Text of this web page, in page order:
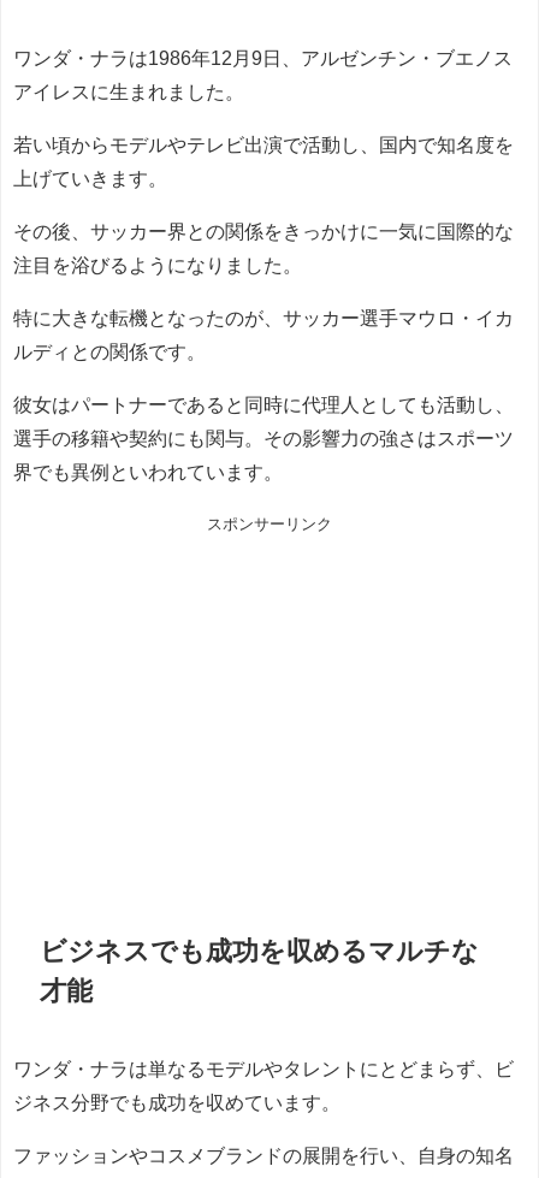
ワンダ・ナラは1986年12月9日、アルゼンチン・ブエノス
アイレスに生まれました。
若い頃からモデルやテレビ出演で活動し、国内で知名度を
上げていきます。
その後、サッカー界との関係をきっかけに一気に国際的な
注目を浴びるようになりました。
特に大きな転機となったのが、サッカー選手マウロ・イカ
ルディとの関係です。
彼女はパートナーであると同時に代理人としても活動し、
選手の移籍や契約にも関与。その影響力の強さはスポーツ
界でも異例といわれています。
スポンサーリンク
ビジネスでも成功を収めるマルチな
才能
ワンダ・ナラは単なるモデルやタレントにとどまらず、ビ
ジネス分野でも成功を収めています。
ファッションやコスメブランドの展開を行い、自身の知名